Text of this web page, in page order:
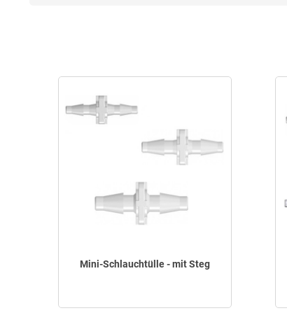
Mini-Schlauchtülle - mit Steg